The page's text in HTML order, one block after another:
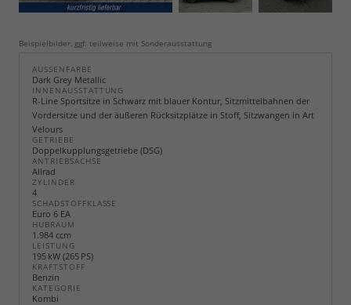
Beispielbilder, ggf. teilweise mit Sonderausstattung
AUSSENFARBE
Dark Grey Metallic
INNENAUSSTATTUNG
R-Line Sportsitze in Schwarz mit blauer Kontur, Sitzmittelbahnen der
Vordersitze und der äußeren Rücksitzplätze in Stoff, Sitzwangen in Art
Velours
GETRIEBE
Doppelkupplungsgetriebe (DSG)
ANTRIEBSACHSE
Allrad
ZYLINDER
4
SCHADSTOFFKLASSE
Euro 6 EA
HUBRAUM
1.984 ccm
LEISTUNG
195 kW (265 PS)
KRAFTSTOFF
Benzin
KATEGORIE
Kombi